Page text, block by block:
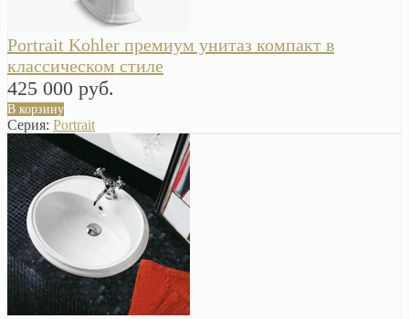
Portrait Kohler премиум унитаз компакт в
классическом стиле
425 000 руб.
В корзину
Серия: Portrait